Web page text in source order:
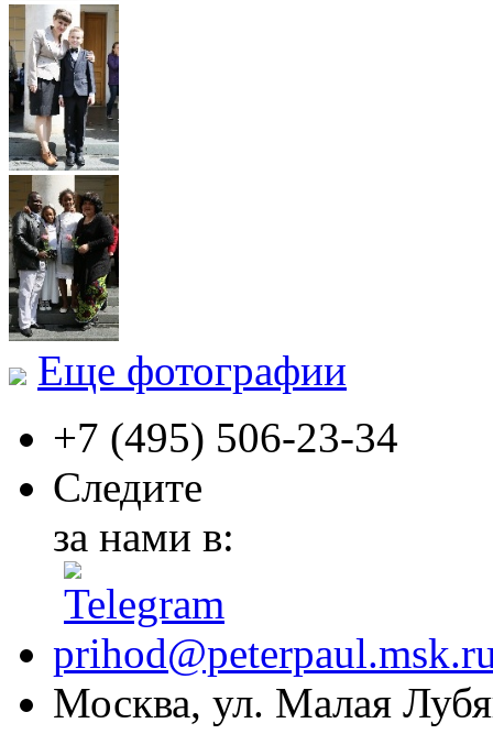
Еще фотографии
+7 (495) 506-23-34
Следите
за нами в:
Москва, ул. Малая